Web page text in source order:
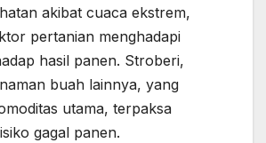
akibat cuaca ekstrem,
pertanian menghadapi
hasil panen. Stroberi,
buah lainnya, yang
utama, terpaksa
gagal panen.